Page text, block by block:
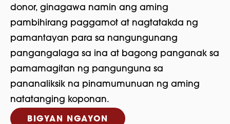
donor, ginagawa namin ang aming
pambihirang paggamot at nagtatakda ng
pamantayan para sa nangungunang
pangangalaga sa ina at bagong panganak sa
pamamagitan ng pangunguna sa
pananaliksik na pinamumunuan ng aming
natatanging koponan.
BIGYAN NGAYON